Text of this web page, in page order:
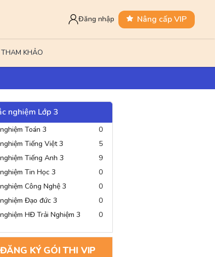
Đăng nhập Nâng cấp VIP
KHẢO
3 nghiệm Lớp 3
Toán 3
0
Tiếng Việt 3
5
Tiếng Anh 3
9
Tin Học 3
0
Công Nghệ 3
0
Đạo đức 3
0
HĐ Trải Nghiệm 3
0
ĐĂNG KÝ GÓI THI VIP